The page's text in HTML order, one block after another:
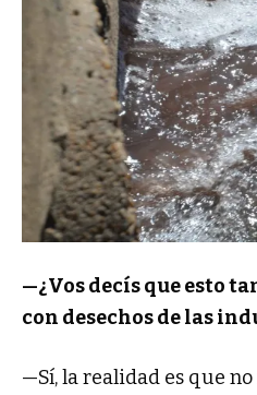
—¿Vos decís que esto
con desechos de las
—Sí, la realidad es que